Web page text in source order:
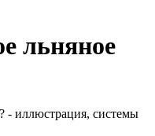
льняное